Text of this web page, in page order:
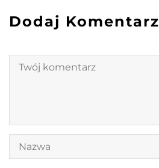
Dodaj Komentarz